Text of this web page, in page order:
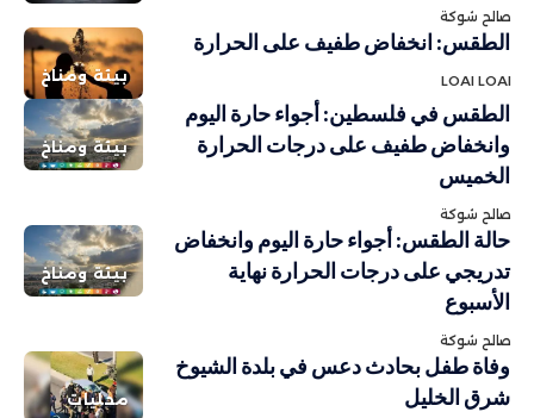
صالح شوكة
بيئة ومناخ
الطقس: انخفاض طفيف على الحرارة
LOAI LOAI
بيئة ومناخ
الطقس في فلسطين: أجواء حارة اليوم
وانخفاض طفيف على درجات الحرارة
الخميس
صالح شوكة
بيئة ومناخ
حالة الطقس: أجواء حارة اليوم وانخفاض
تدريجي على درجات الحرارة نهاية
الأسبوع
صالح شوكة
محليات
وفاة طفل بحادث دعس في بلدة الشيوخ
شرق الخليل